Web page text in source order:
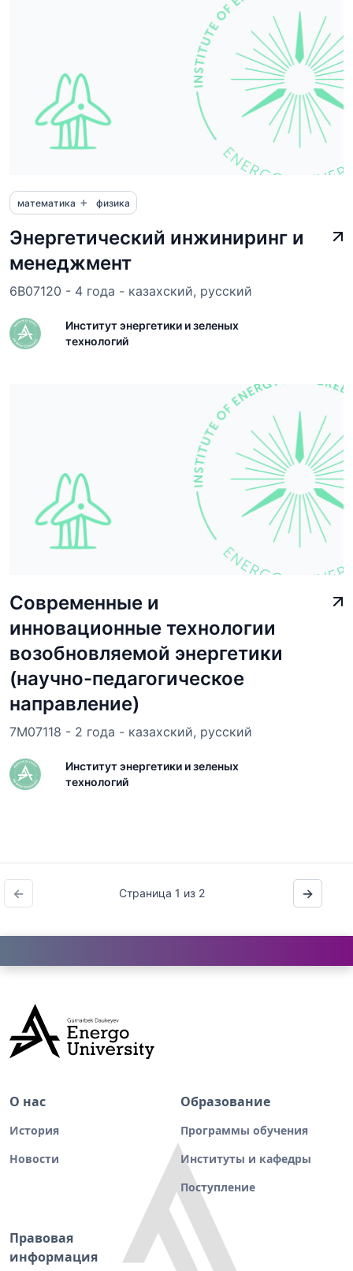
математика + физика
Энергетический инжиниринг и
менеджмент
6В07120 - 4 года - казахский, русский
Институт энергетики и зеленых
технологий
Современные и
инновационные технологии
возобновляемой энергетики
(научно-педагогическое
направление)
7M07118 - 2 года - казахский, русский
Институт энергетики и зеленых
технологий
← Страница 1 из 2 →
О нас
История
Новости
Образование
Программы обучения
Институты и кафедры
Поступление
Правовая
информация